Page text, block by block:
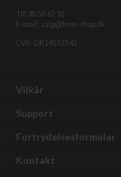
Tlf. 30 50 62 10
E-mail: salg@dymo-shop.dk
CVR: DK14052542
Vilkår
Support
Fortrydelsesformular
Kontakt